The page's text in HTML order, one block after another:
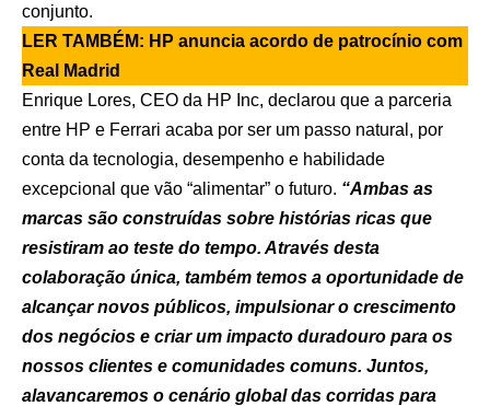
conjunto.
LER TAMBÉM: HP anuncia acordo de patrocínio com
Real Madrid
Enrique Lores, CEO da HP Inc, declarou que a parceria
entre HP e Ferrari acaba por ser um passo natural, por
conta da tecnologia, desempenho e habilidade
excepcional que vão “alimentar” o futuro. “Ambas as
marcas são construídas sobre histórias ricas que
resistiram ao teste do tempo. Através desta
colaboração única, também temos a oportunidade de
alcançar novos públicos, impulsionar o crescimento
dos negócios e criar um impacto duradouro para os
nossos clientes e comunidades comuns. Juntos,
alavancaremos o cenário global das corridas para